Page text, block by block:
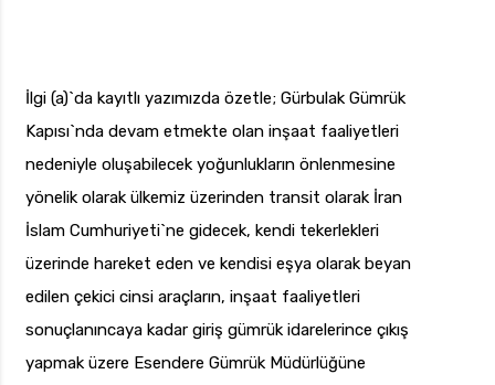
İlgi (a)`da kayıtlı yazımızda özetle; Gürbulak Gümrük
Kapısı`nda devam etmekte olan inşaat faaliyetleri
nedeniyle oluşabilecek yoğunlukların önlenmesine
yönelik olarak ülkemiz üzerinden transit olarak İran
İslam Cumhuriyeti`ne gidecek, kendi tekerlekleri
üzerinde hareket eden ve kendisi eşya olarak beyan
edilen çekici cinsi araçların, inşaat faaliyetleri
sonuçlanıncaya kadar giriş gümrük idarelerince çıkış
yapmak üzere Esendere Gümrük Müdürlüğüne